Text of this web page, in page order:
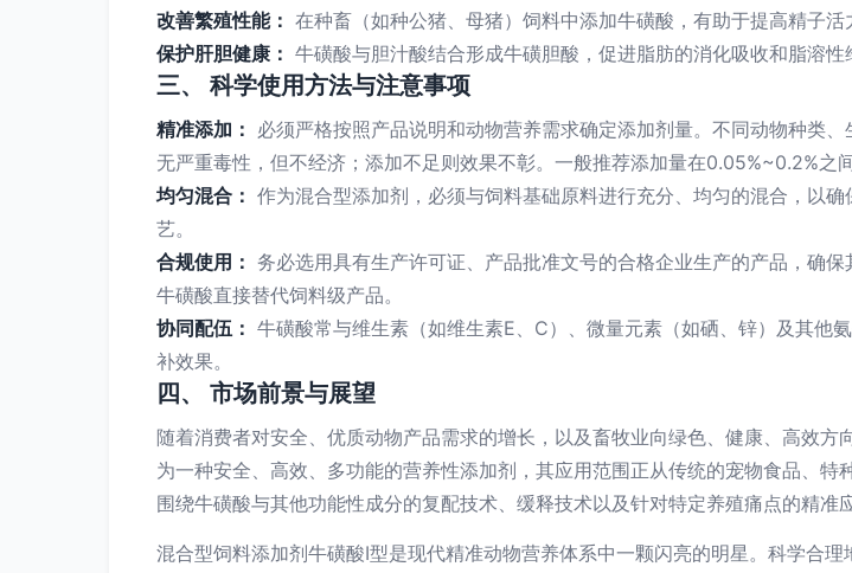
改善繁殖性能： 在种畜（如种公猪、母猪）饲料中添加牛磺酸，有助于提高精子
保护肝胆健康： 牛磺酸与胆汁酸结合形成牛磺胆酸，促进脂肪的消化吸收和脂溶
三、 科学使用方法与注意事项
精准添加： 必须严格按照产品说明和动物营养需求确定添加剂量。不同动物种类
无严重毒性，但不经济；添加不足则效果不彰。一般推荐添加量在0.05%~0.2%之
均匀混合： 作为混合型添加剂，必须与饲料基础原料进行充分、均匀的混合，以
艺。
合规使用： 务必选用具有生产许可证、产品批准文号的合格企业生产的产品，确
牛磺酸直接替代饲料级产品。
协同配伍： 牛磺酸常与维生素（如维生素E、C）、微量元素（如硒、锌）及其他
补效果。
四、 市场前景与展望
随着消费者对安全、优质动物产品需求的增长，以及畜牧业向绿色、健康、高效
为一种安全、高效、多功能的营养性添加剂，其应用范围正从传统的宠物食品、特
围绕牛磺酸与其他功能性成分的复配技术、缓释技术以及针对特定养殖痛点的精准
混合型饲料添加剂牛磺酸Ⅰ型是现代精准动物营养体系中一颗闪亮的明星。科学合